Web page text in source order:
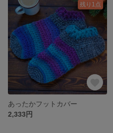
残り1点
あったかフットカバー
2,333円